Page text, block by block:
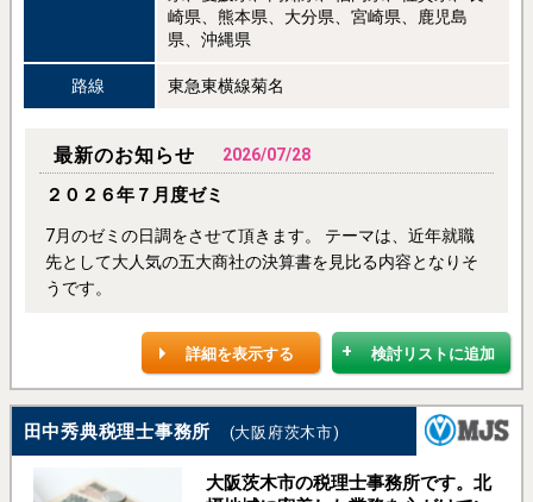
崎県、熊本県、大分県、宮崎県、鹿児島
県、沖縄県
路線 東急東横線菊名
最新のお知らせ 2026/07/28
２０２６年７月度ゼミ
7月のゼミの日調をさせて頂きます。 テーマは、近年就職
先として大人気の五大商社の決算書を見比る内容となりそ
うです。
検討リストに追加
詳細を表示する
田中秀典税理士事務所 (大阪府茨木市)
大阪茨木市の税理士事務所です。北